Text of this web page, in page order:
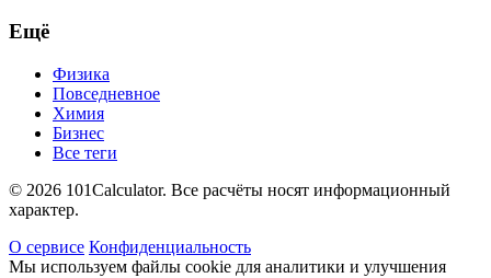
Ещё
Физика
Повседневное
Химия
Бизнес
Все теги
© 2026 101Calculator. Все расчёты носят информационный
характер.
О сервисе Конфиденциальность
Мы используем файлы cookie для аналитики и улучшения